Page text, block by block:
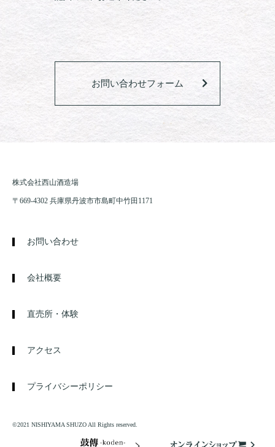
お問い合わせフォーム
株式会社西山酒造場
〒669-4302 兵庫県丹波市市島町中竹田1171
お問い合わせ
会社概要
直売所・体験
アクセス
プライバシーポリシー
©2021 NISHIYAMA SHUZO All Rights reserved.